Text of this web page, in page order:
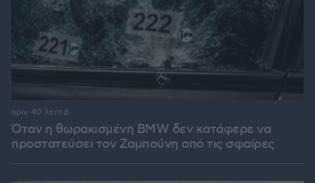
Όταν η θωρακισμένη BMW δεν κατάφερε να
προστατεύσει τον Ζαμπούνη από τις σφαίρες
πριν 40 λεπτά